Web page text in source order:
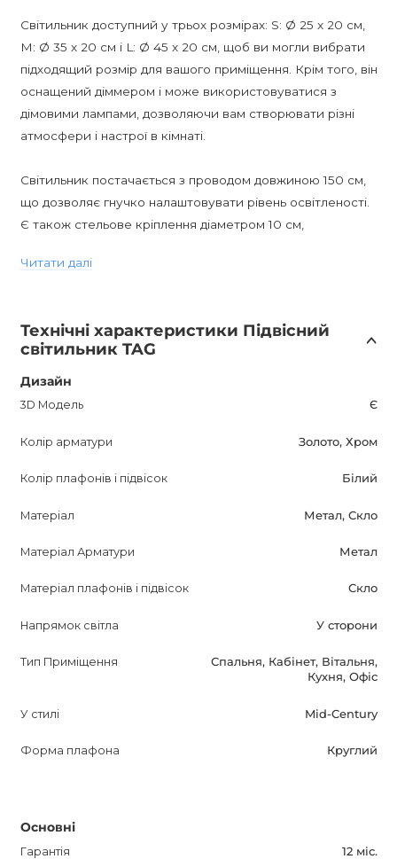
Світильник доступний у трьох розмірах: S: Ø 25 x 20 см,
M: Ø 35 x 20 см і L: Ø 45 x 20 см, щоб ви могли вибрати
підходящий розмір для вашого приміщення. Крім того, він
оснащений діммером і може використовуватися з
дімовими лампами, дозволяючи вам створювати різні
атмосфери і настрої в кімнаті.
Світильник постачається з проводом довжиною 150 см,
що дозволяє гнучко налаштовувати рівень освітленості.
Є також стельове кріплення діаметром 10 см,
використання в житлових приміщеннях. Він
використовує цоколь G9, що дозволяє використовувати
різні типи лампочок для загального освітлення або
створення акцентного освітлення.
Світильник має гарантійний термін 12 місяців, що
Підвісний світильник TAG стане прекрасним
атмосферу затишку і стилю. Він надає елегантність і
характеристики, кольорові варіанти і приміщення, в яких
продукт поліпшить життя покупця і чому він заслуговує
його інформативним і привабливим для потенційних
просування товару.
Читати далі
Технічні характеристики Підвісний
світильник TAG
Дизайн
3D Модель Є
Колір арматури Золото, Хром
Колір плафонів і підвісок Білий
Матеріал Метал, Скло
Матеріал Арматури Метал
Матеріал плафонів і підвісок Скло
Напрямок світла У сторони
Тип Приміщення
Спальня, Кабінет, Вітальня,
Кухня, Офіс
У стилі Mid-Century
Форма плафона Круглий
Основні
Гарантія 12 міс.